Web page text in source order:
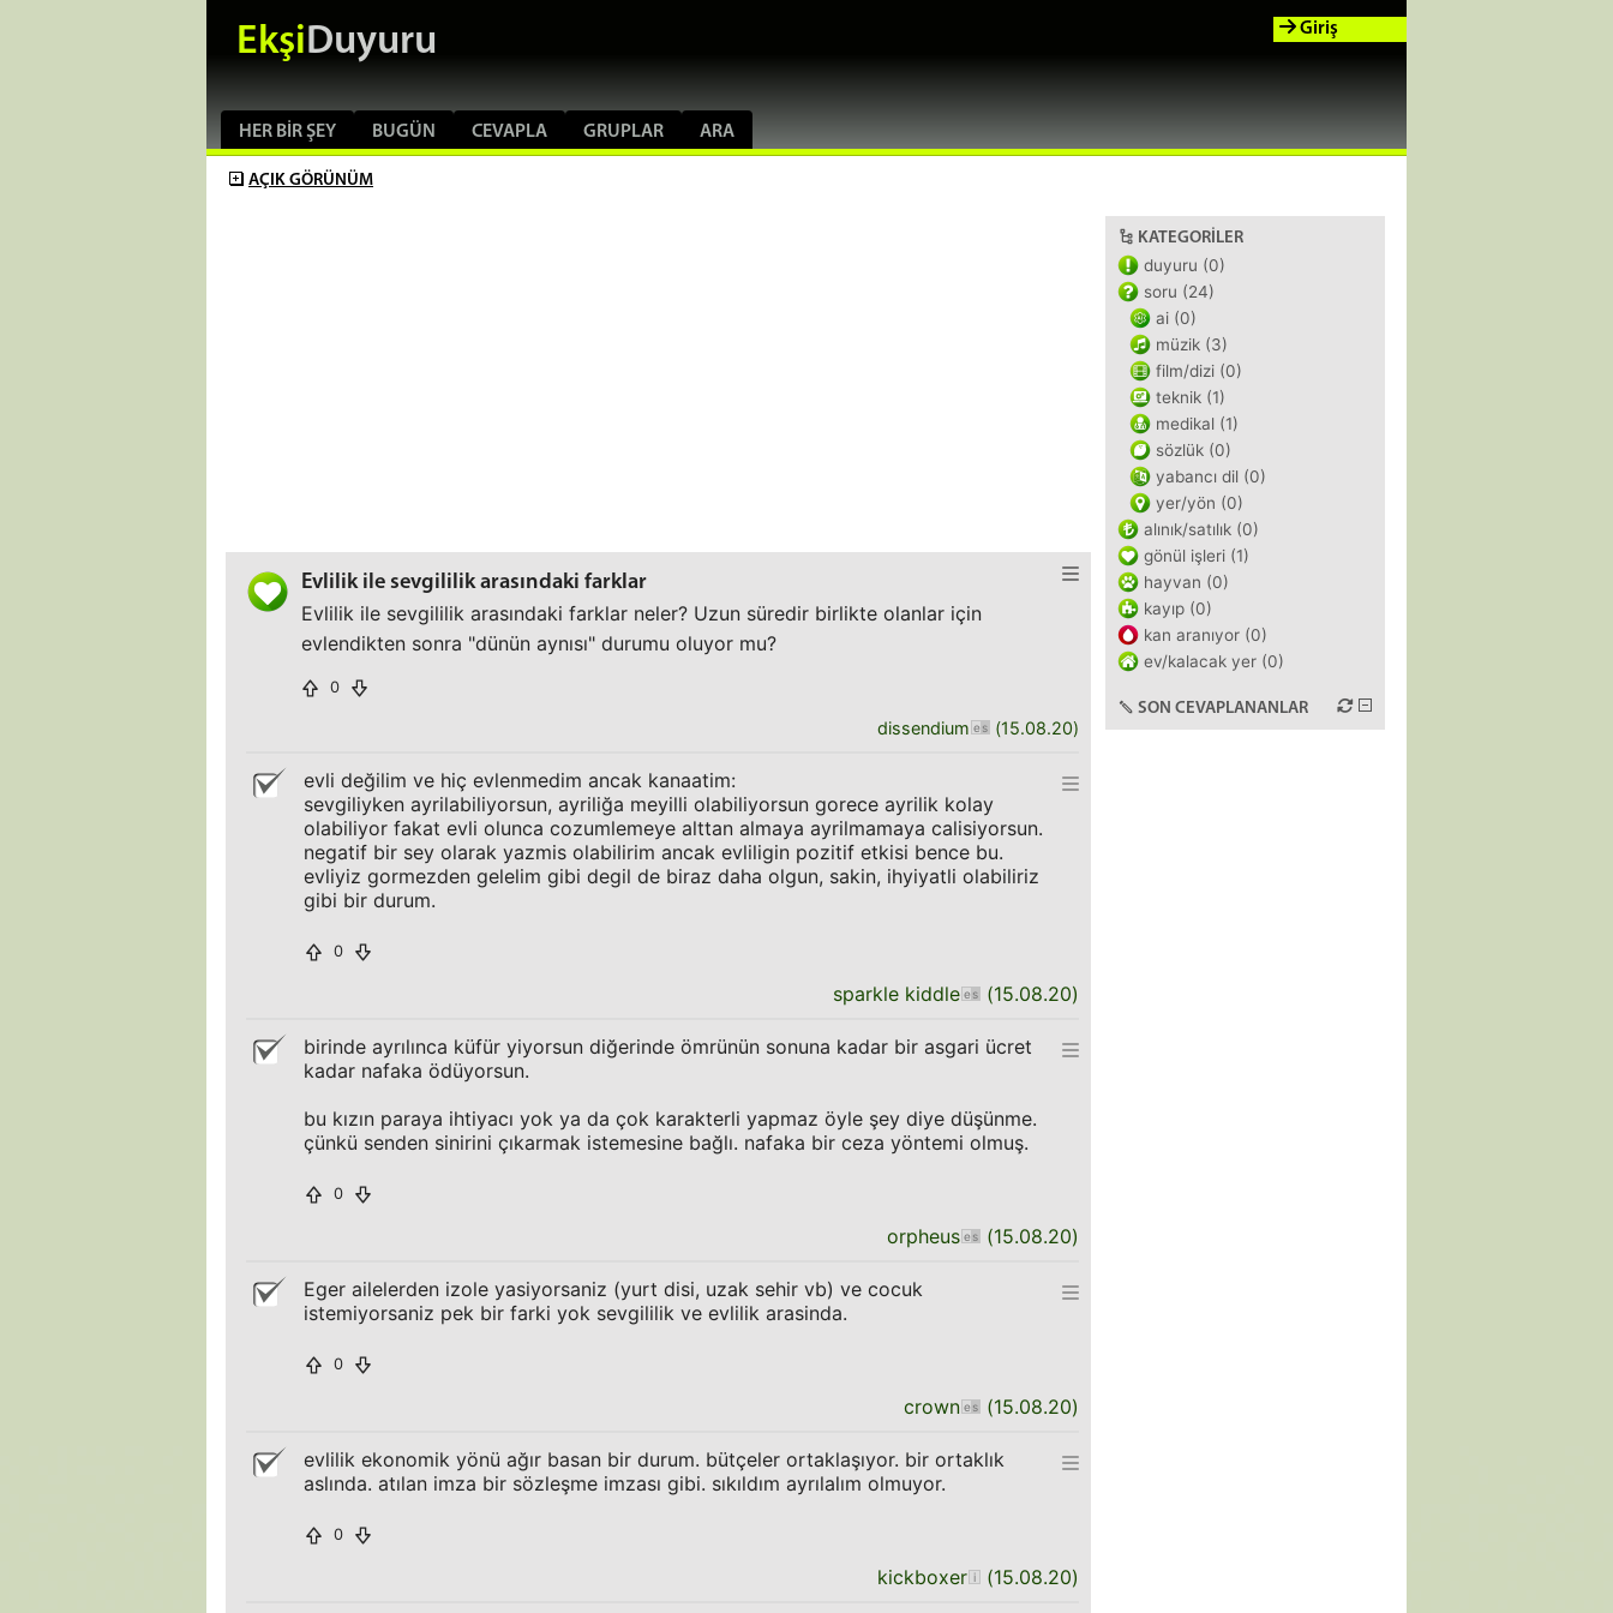
EkşiDuyuru
HER BIR ŞEY BUGÜN CEVAPLA GRUPLAR ARA
Giriş
AÇIK GÖRÜNÜM
Evlilik ile sevgililik arasındaki farklar
Evlilik ile sevgililik arasındaki farklar neler? Uzun süredir birlikte olanlar için
evlendikten sonra "dünün aynısı" durumu oluyor mu?
0
dissendium (15.08.20)
evli değilim ve hiç evlenmedim ancak kanaatim:
sevgiliyken ayrilabiliyorsun, ayriliğa meyilli olabiliyorsun gorece ayrilik kolay
olabiliyor fakat evli olunca cozumlemeye alttan almaya ayrilmamaya calisiyorsun.
negatif bir sey olarak yazmis olabilirim ancak evliligin pozitif etkisi bence bu.
evliyiz gormezden gelelim gibi degil de biraz daha olgun, sakin, ihyiyatli olabiliriz
gibi bir durum.
0
sparkle kiddle (15.08.20)
birinde ayrılınca küfür yiyorsun diğerinde ömrünün sonuna kadar bir asgari ücret
kadar nafaka ödüyorsun.
bu kızın paraya ihtiyacı yok ya da çok karakterli yapmaz öyle şey diye düşünme.
çünkü senden sinirini çıkarmak istemesine bağlı. nafaka bir ceza yöntemi olmuş.
0
orpheus (15.08.20)
Eger ailelerden izole yasiyorsaniz (yurt disi, uzak sehir vb) ve cocuk
istemiyorsaniz pek bir farki yok sevgililik ve evlilik arasinda.
0
crown (15.08.20)
evlilik ekonomik yönü ağır basan bir durum. bütçeler ortaklaşıyor. bir ortaklık
aslında. atılan imza bir sözleşme imzası gibi. sıkıldım ayrılalım olmuyor.
0
kickboxer (15.08.20)
KATEGORILER
duyuru (0)
soru (24)
ai (0)
müzik (3)
film/dizi (0)
teknik (1)
medikal (1)
sözlük (0)
yabancı dil (0)
yer/yön (0)
alınık/satılık (0)
gönül işleri (1)
hayvan (0)
kayıp (0)
kan aranıyor (0)
ev/kalacak yer (0)
SON CEVAPLANANLAR